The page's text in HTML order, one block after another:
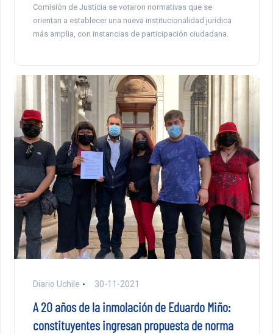
Comisión de Justicia se votaron normativas que se
orientan a establecer una nueva institucionalidad jurídica
más amplia, con instancias de participación ciudadana.
Diario Uchile 30-11-2021
A 20 años de la inmolación de Eduardo Miño:
constituyentes ingresan propuesta de norma